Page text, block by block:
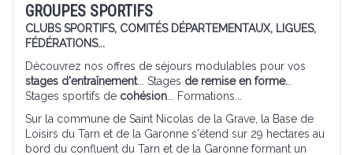
GROUPES SPORTIFS
CLUBS SPORTIFS, COMITÉS DÉPARTEMENTAUX, LIGUES,
FÉDÉRATIONS...
Découvrez nos offres de séjours modulables pour vos
stages d'entraînement... Stages de remise en forme.
Stages sportifs de cohésion ... Formations...
Sur la commune de Saint Nicolas de la Grave, la Base de
Loisirs du Tarn et de la Garonne s'étend sur 29 hectares au
bord du confluent du Tarn et de la Garonne formant un